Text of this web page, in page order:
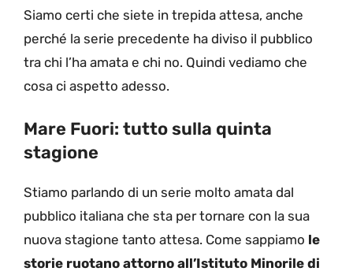
Siamo certi che siete in trepida attesa, anche
perché la serie precedente ha diviso il pubblico
tra chi l’ha amata e chi no. Quindi vediamo che
cosa ci aspetto adesso.
Mare Fuori: tutto sulla quinta
stagione
Stiamo parlando di un serie molto amata dal
pubblico italiana che sta per tornare con la sua
nuova stagione tanto attesa. Come sappiamo le
storie ruotano attorno all’Istituto Minorile di